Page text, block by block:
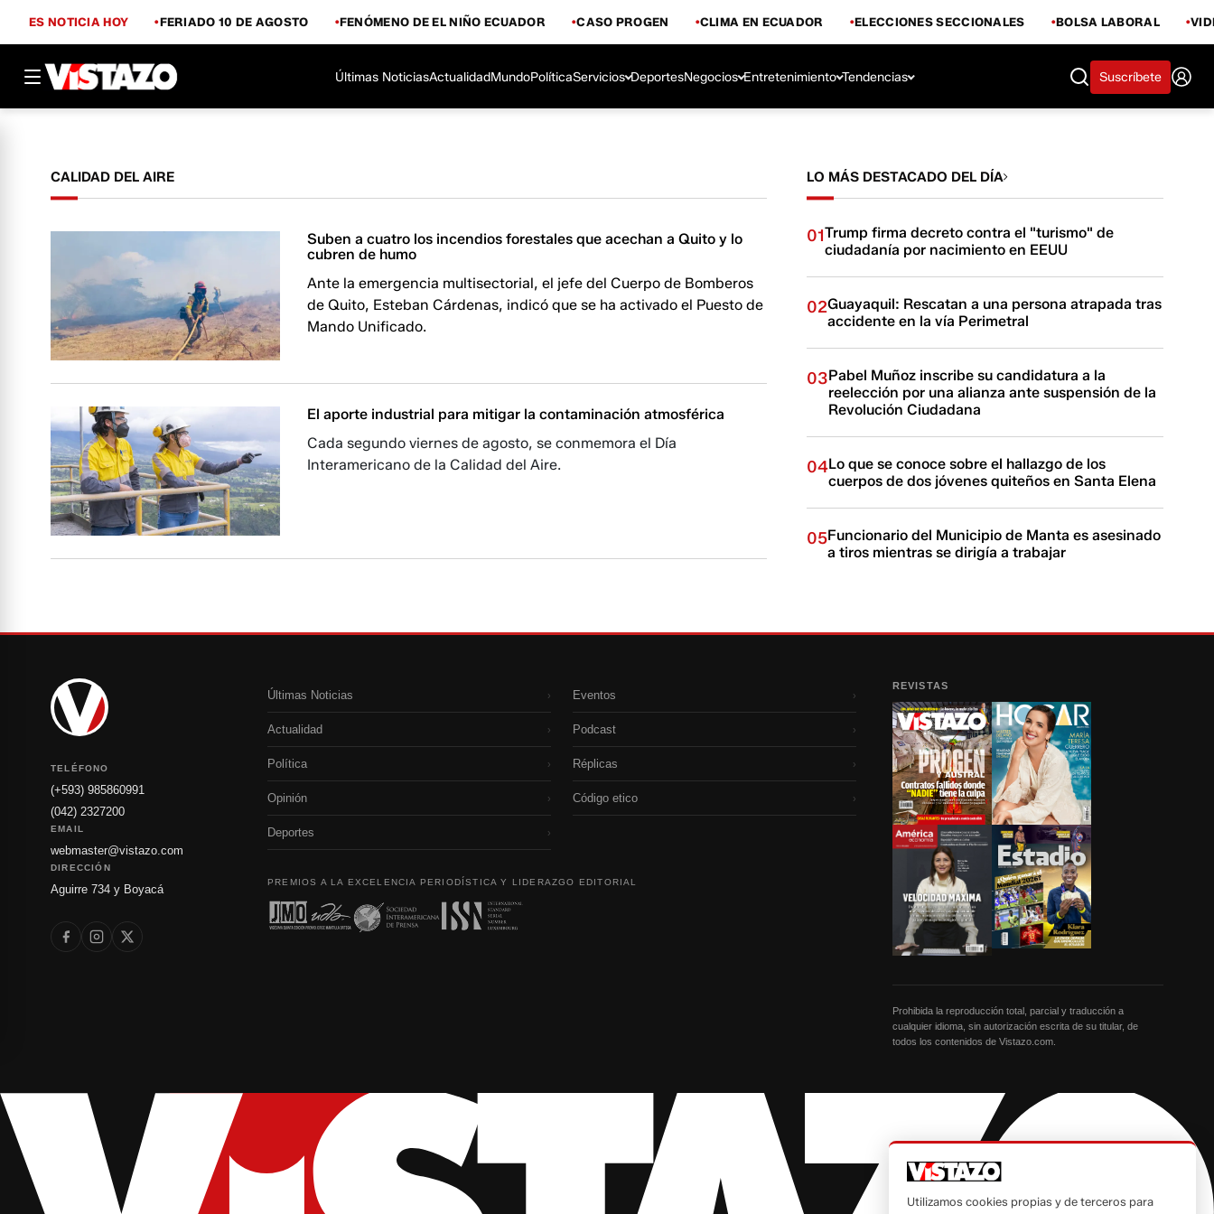
ES NOTICIA HOY FERIADO 10 DE AGOSTO FENÓMENO DE EL NIÑO ECUADOR CASO PROGEN CLIMA EN ECUADOR ELECCIONES SECCIONALES BOLSA LABORAL
Últimas NoticiasActualidadMundoPolíticaServicios DeportesNegocios Entretenimiento Tendencias Suscríbete
CALIDAD DEL AIRE
Suben a cuatro los incendios forestales que acechan a Quito y lo
cubren de humo
Ante la emergencia multisectorial, el jefe del Cuerpo de Bomberos
de Quito, Esteban Cárdenas, indicó que se ha activado el Puesto de
Mando Unificado.
El aporte industrial para mitigar la contaminación atmosférica
Cada segundo viernes de agosto, se conmemora el Día
Interamericano de la Calidad del Aire.
LO MÁS DESTACADO DEL DÍA
01Trump firma decreto contra el "turismo" de
ciudadanía por nacimiento en EEUU
02Guayaquil: Rescatan a una persona atrapada tras
accidente en la vía Perimetral
03Pabel Muñoz inscribe su candidatura a la
reelección por una alianza ante suspensión de la
Revolución Ciudadana
04Lo que se conoce sobre el hallazgo de los
cuerpos de dos jóvenes quiteños en Santa Elena
05Funcionario del Municipio de Manta es asesinado
a tiros mientras se dirigía a trabajar
TELÉFONO
(+593) 985860991
(042) 2327200
EMAIL
webmaster@vistazo.com
DIRECCIÓN
Aguirre 734 y Boyacá
Últimas Noticias ›
Actualidad ›
Política ›
Opinión ›
Deportes ›
Eventos ›
Podcast ›
Réplicas ›
Código etico ›
PREMIOS A LA EXCELENCIA PERIODÍSTICA Y LIDERAZGO EDITORIAL
REVISTAS
Prohibida la reproducción total, parcial y traducción a
cualquier idioma, sin autorización escrita de su titular, de
todos los contenidos de Vistazo.com.
Utilizamos cookies propias y de terceros para